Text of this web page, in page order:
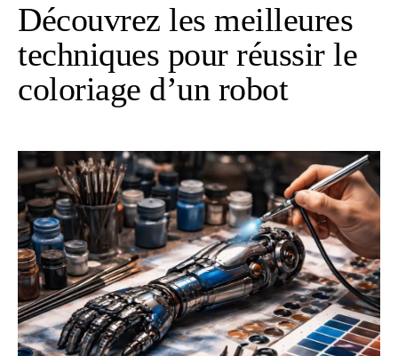
Découvrez les meilleures
techniques pour réussir le
coloriage d’un robot